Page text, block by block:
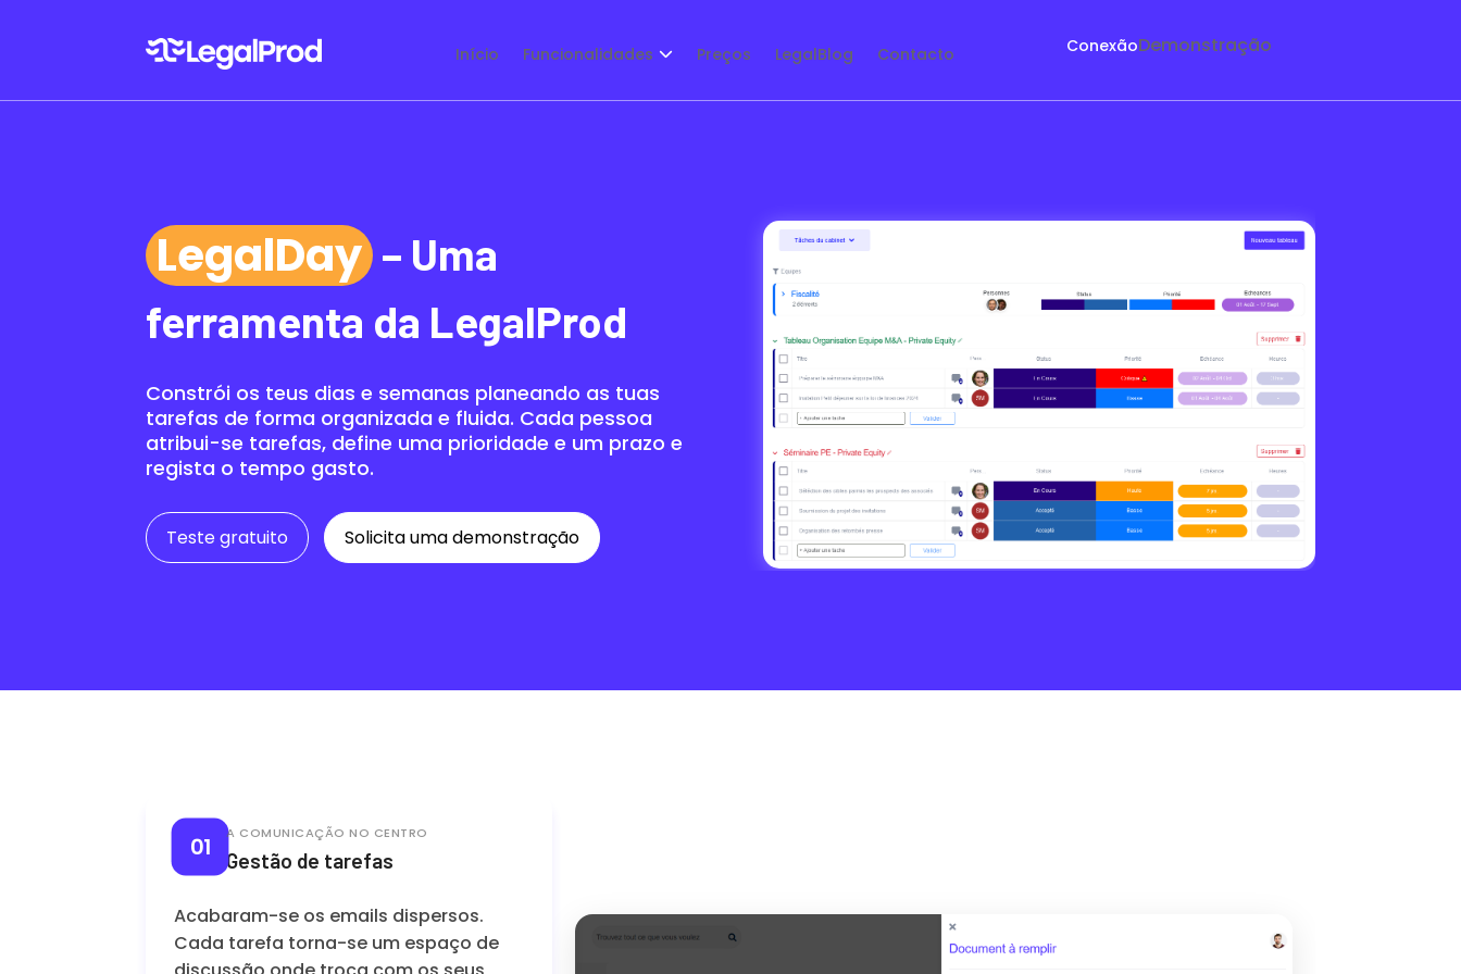
Início Funcionalidades Preços LegalBlog Contacto ConexãoDemonstração
LegalDay – Uma
ferramenta da LegalProd
Constrói os teus dias e semanas planeando as tuas
tarefas de forma organizada e fluida. Cada pessoa
atribui-se tarefas, define uma prioridade e um prazo e
regista o tempo gasto.
Teste gratuito Solicita uma demonstração
01 A COMUNICAÇÃO NO CENTRO
Gestão de tarefas
Acabaram-se os emails dispersos.
Cada tarefa torna-se um espaço de